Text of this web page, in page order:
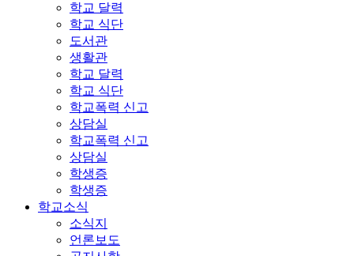
학교 달력
학교 식단
도서관
생활관
학교 달력
학교 식단
학교폭력 신고
상담실
학교폭력 신고
상담실
학생증
학생증
학교소식
소식지
언론보도